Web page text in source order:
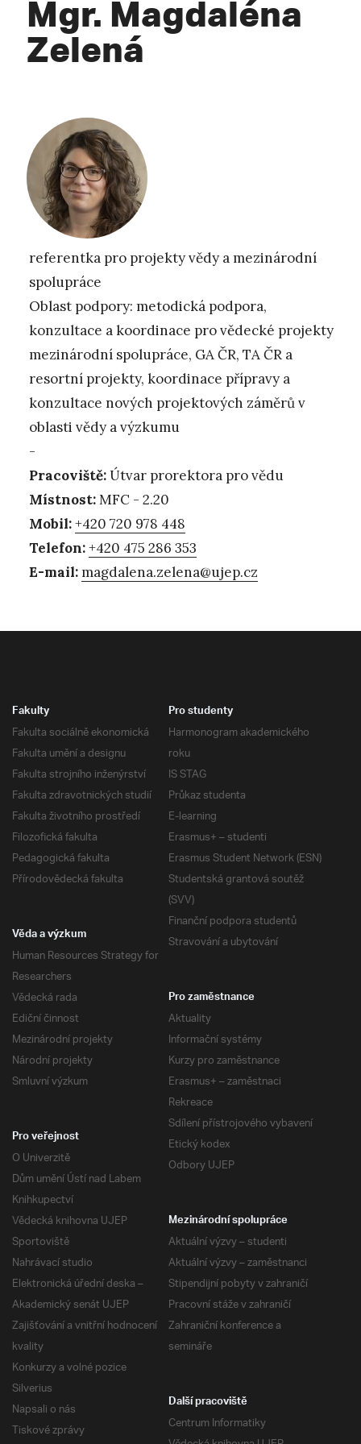
Mgr. Magdaléna
Zelená
referentka pro projekty vědy a mezinárodní
spolupráce
Oblast podpory: metodická podpora,
konzultace a koordinace pro vědecké projekty
mezinárodní spolupráce, GA ČR, TA ČR a
resortní projekty, koordinace přípravy a
konzultace nových projektových záměrů v
oblasti vědy a výzkumu
-
Pracoviště:Útvar prorektora pro vědu
Místnost:MFC - 2.20
Mobil:+420 720 978 448
Telefon:+420 475 286 353
E-mail:magdalena.zelena@ujep.cz
Fakulty
Fakulta sociálně ekonomická
Fakulta umění a designu
Fakulta strojního inženýrství
Fakulta zdravotnických studií
Fakulta životního prostředí
Filozofická fakulta
Pedagogická fakulta
Přírodovědecká fakulta
Pro studenty
Harmonogram akademického
roku
IS STAG
Průkaz studenta
E-learning
Erasmus+ – studenti
Erasmus Student Network (ESN)
Studentská grantová soutěž
(SVV)
Finanční podpora studentů
Stravování a ubytování
Věda a výzkum
Human Resources Strategy for
Researchers
Vědecká rada
Ediční činnost
Mezinárodní projekty
Národní projekty
Smluvní výzkum
Pro zaměstnance
Aktuality
Informační systémy
Kurzy pro zaměstnance
Erasmus+ – zaměstnaci
Rekreace
Sdílení přístrojového vybavení
Etický kodex
Odbory UJEP
Pro veřejnost
O Univerzitě
Dům umění Ústí nad Labem
Knihkupectví
Vědecká knihovna UJEP
Sportoviště
Nahrávací studio
Elektronická úřední deska –
Akademický senát UJEP
Zajišťování a vnitřní hodnocení
kvality
Konkurzy a volné pozice
Silverius
Napsali o nás
Tiskové zprávy
Mezinárodní spolupráce
Aktuální výzvy – studenti
Aktuální výzvy – zaměstnanci
Stipendijní pobyty v zahraničí
Pracovní stáže v zahraničí
Zahraniční konference a
semináře
Další pracoviště
Centrum Informatiky